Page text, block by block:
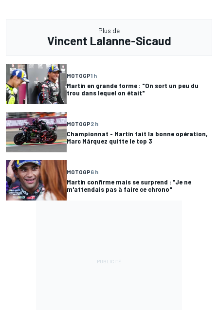
Plus de
Vincent Lalanne-Sicaud
MOTOGP1 h
Martín en grande forme : "On sort un peu du
trou dans lequel on était"
MOTOGP2 h
Championnat - Martín fait la bonne opération,
Marc Márquez quitte le top 3
MOTOGP6 h
Martín confirme mais se surprend : "Je ne
m'attendais pas à faire ce chrono"